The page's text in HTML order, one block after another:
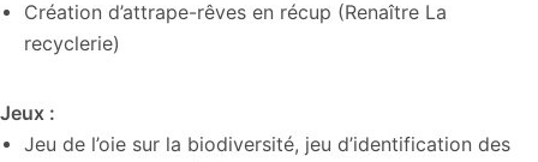
Création d’attrape-rêves en récup (Renaître La
recyclerie)
Jeux :
Jeu de l’oie sur la biodiversité, jeu d’identification des